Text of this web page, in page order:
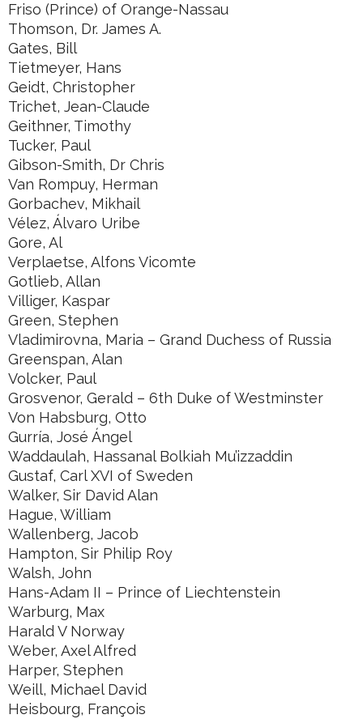
Friso (Prince) of Orange-Nassau
Thomson, Dr. James A.
Gates, Bill
Tietmeyer, Hans
Geidt, Christopher
Trichet, Jean-Claude
Geithner, Timothy
Tucker, Paul
Gibson-Smith, Dr Chris
Van Rompuy, Herman
Gorbachev, Mikhail
Vélez, Álvaro Uribe
Gore, Al
Verplaetse, Alfons Vicomte
Gotlieb, Allan
Villiger, Kaspar
Green, Stephen
Vladimirovna, Maria – Grand Duchess of Russia
Greenspan, Alan
Volcker, Paul
Grosvenor, Gerald – 6th Duke of Westminster
Von Habsburg, Otto
Gurría, José Ángel
Waddaulah, Hassanal Bolkiah Mu’izzaddin
Gustaf, Carl XVI of Sweden
Walker, Sir David Alan
Hague, William
Wallenberg, Jacob
Hampton, Sir Philip Roy
Walsh, John
Hans-Adam II – Prince of Liechtenstein
Warburg, Max
Harald V Norway
Weber, Axel Alfred
Harper, Stephen
Weill, Michael David
Heisbourg, François